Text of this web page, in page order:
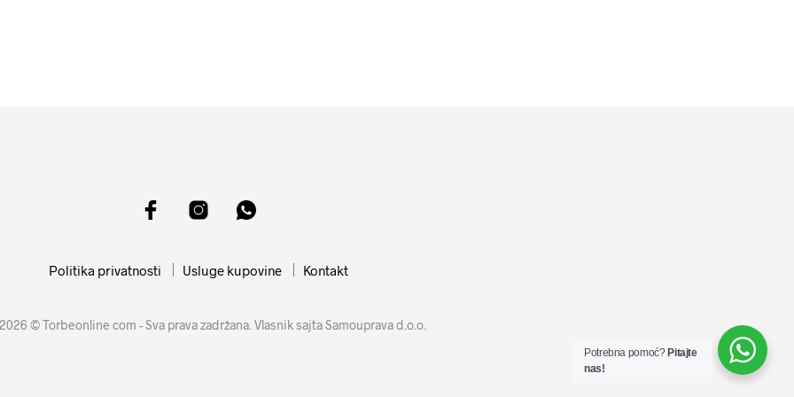
Politika privatnosti Usluge kupovine Kontakt
© Torbeonline com - Sva prava zadržana. Vlasnik sajta Samouprava d.o.o.
Potrebna pomoć? Pitajte
nas!